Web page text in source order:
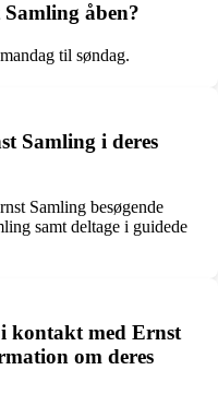
åben?
til søndag.
Samling i deres
Samling besøgende
samt deltage i guidede
kontakt med Ernst
om deres